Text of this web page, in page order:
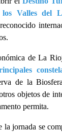
Valles del
de La
de la
objetos de
permita.
la jornada se